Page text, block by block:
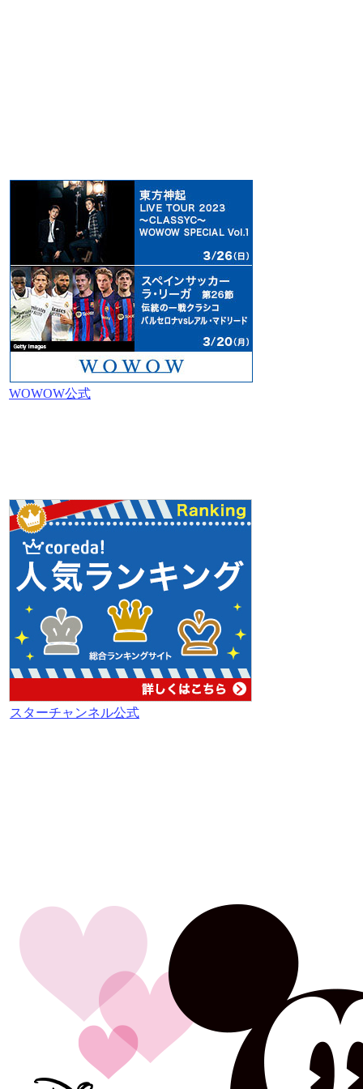
WOWOW公式
スターチャンネル公式